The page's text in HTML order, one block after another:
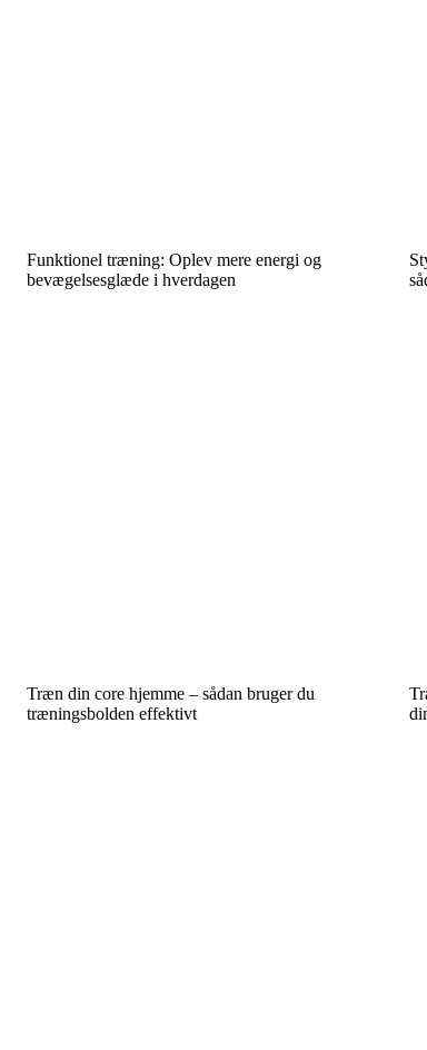
Funktionel træning: Oplev mere energi og
bevægelsesglæde i hverdagen
Træn din core hjemme – sådan bruger du
træningsbolden effektivt